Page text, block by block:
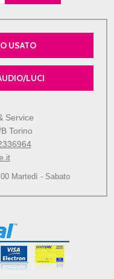
USATO
LUCI
Service
Torino
Martedì - Sabato